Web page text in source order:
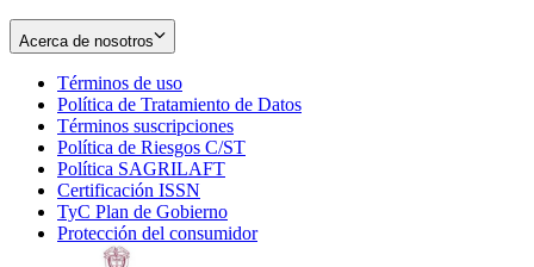
Acerca de nosotros
Términos de uso
in
new
window
Política de Tratamiento de Datos
Términos suscripciones
in
Política de Riesgos C/ST
Política SAGRILAFT
new
window
Certificación ISSN
in
new
TyC Plan de Gobierno
in
Protección del consumidorOpens